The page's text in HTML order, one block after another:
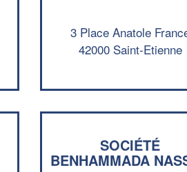
3 Place Anatole
42000 Saint-Etienne
SOCIÉTÉ
BENHAMMADA